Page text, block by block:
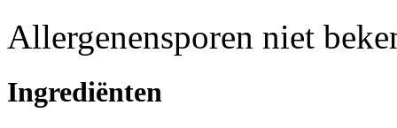
Allergenensporen niet
Ingrediënten